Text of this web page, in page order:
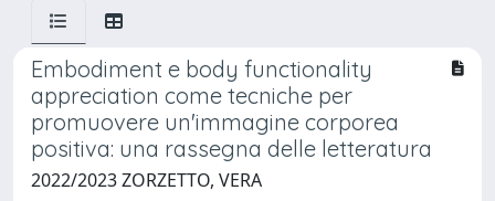
Embodiment e body functionality
appreciation come tecniche per
promuovere un'immagine corporea
positiva: una rassegna delle letteratura
2022/2023 ZORZETTO, VERA